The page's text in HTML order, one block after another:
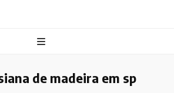
de madeira em sp